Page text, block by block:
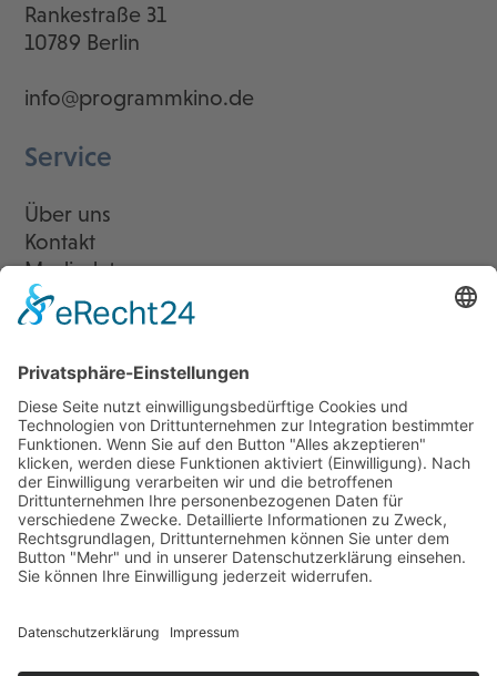
Rankestraße 31
10789 Berlin
info@programmkino.de
Service
Über uns
Kontakt
Mediadaten
Newsletter
LogIn
Legal
Impressum
Datenschutzerklärung
Cookie-Einstellungen